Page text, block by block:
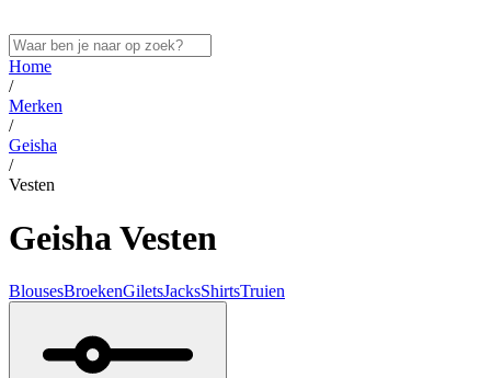
Home
/
Merken
/
Geisha
/
Vesten
Geisha Vesten
BlousesBroekenGiletsJacksShirtsTruien